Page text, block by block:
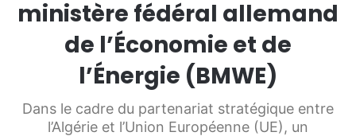
ministère fédéral allemand
de l’Économie et de
l’Énergie (BMWE)
Dans le cadre du partenariat stratégique entre
l’Algérie et l’Union Européenne (UE), un